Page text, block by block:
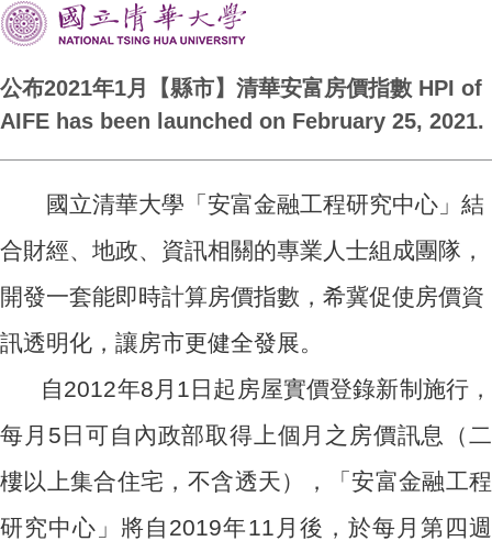
公布2021年1月【縣市】清華安富房價指數 HPI of
AIFE has been launched on February 25, 2021.
國立清華大學「安富金融工程研究中心」結
合財經、地政、資訊相關的專業人士組成團隊，
開發一套能即時計算房價指數，希冀促使房價資
訊透明化，讓房市更健全發展。
自2012年8月1日起房屋實價登錄新制施行，
每月5日可自內政部取得上個月之房價訊息（二
樓以上集合住宅，不含透天），「安富金融工程
研究中心」將自2019年11月後，於每月第四週